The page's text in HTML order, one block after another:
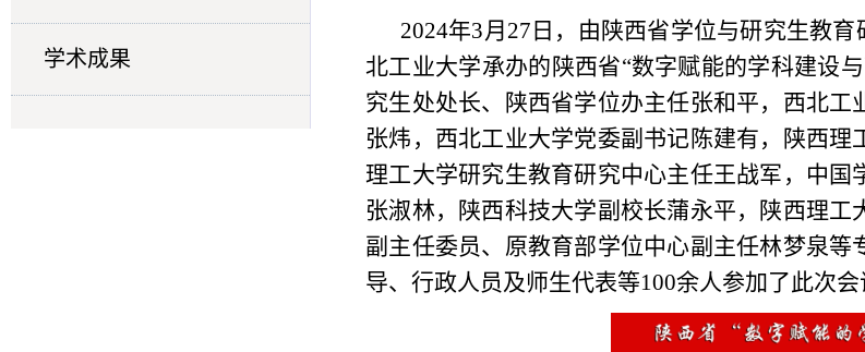
学术成果
2024年3月27日，由陕西省学位与研究生教
北工业大学承办的陕西省“数字赋能的学科建设
究生处处长、陕西省学位办主任张和平，西北
张炜，西北工业大学党委副书记陈建有，陕西
理工大学研究生教育研究中心主任王战军，中
张淑林，陕西科技大学副校长蒲永平，陕西理
副主任委员、原教育部学位中心副主任林梦泉
导、行政人员及师生代表等100余人参加了此次会